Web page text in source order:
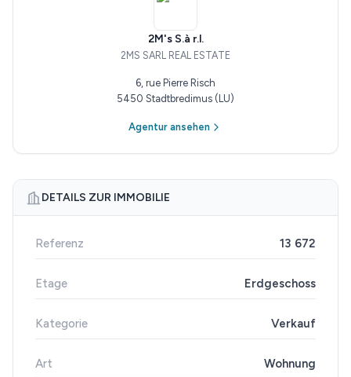
2M's S.à r.l.
2MS SARL REAL ESTATE
6, rue Pierre Risch
5450 Stadtbredimus (LU)
Agentur ansehen
DETAILS ZUR IMMOBILIE
Referenz 13 672
Etage Erdgeschoss
Kategorie Verkauf
Art Wohnung